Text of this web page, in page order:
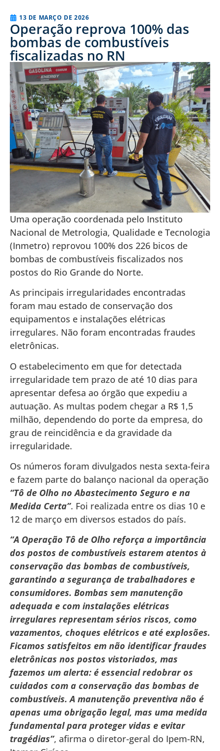
13 DE MARÇO DE 2026
Operação reprova 100% das
bombas de combustíveis
fiscalizadas no RN
Uma operação coordenada pelo Instituto
Nacional de Metrologia, Qualidade e Tecnologia
(Inmetro) reprovou 100% dos 226 bicos de
bombas de combustíveis fiscalizados nos
postos do Rio Grande do Norte.
As principais irregularidades encontradas
foram mau estado de conservação dos
equipamentos e instalações elétricas
irregulares. Não foram encontradas fraudes
eletrônicas.
O estabelecimento em que for detectada
irregularidade tem prazo de até 10 dias para
apresentar defesa ao órgão que expediu a
autuação. As multas podem chegar a R$ 1,5
milhão, dependendo do porte da empresa, do
grau de reincidência e da gravidade da
irregularidade.
Os números foram divulgados nesta sexta-feira
e fazem parte do balanço nacional da operação
“Tô de Olho no Abastecimento Seguro e na
Medida Certa”. Foi realizada entre os dias 10 e
12 de março em diversos estados do país.
“A Operação Tô de Olho reforça a importância
dos postos de combustíveis estarem atentos à
conservação das bombas de combustíveis,
garantindo a segurança de trabalhadores e
consumidores. Bombas sem manutenção
adequada e com instalações elétricas
irregulares representam sérios riscos, como
vazamentos, choques elétricos e até explosões.
Ficamos satisfeitos em não identificar fraudes
eletrônicas nos postos vistoriados, mas
fazemos um alerta: é essencial redobrar os
cuidados com a conservação das bombas de
combustíveis. A manutenção preventiva não é
apenas uma obrigação legal, mas uma medida
fundamental para proteger vidas e evitar
tragédias”, afirma o diretor-geral do Ipem-RN,